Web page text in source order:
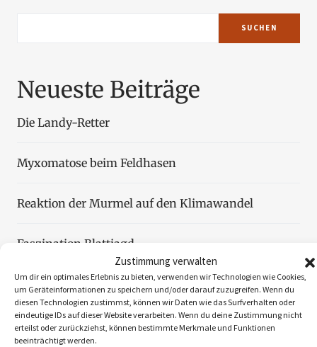
Zustimmung verwalten
Um dir ein optimales Erlebnis zu bieten, verwenden wir Technologien wie Cookies,
um Geräteinformationen zu speichern und/oder darauf zuzugreifen. Wenn du
diesen Technologien zustimmst, können wir Daten wie das Surfverhalten oder
eindeutige IDs auf dieser Website verarbeiten. Wenn du deine Zustimmung nicht
erteilst oder zurückziehst, können bestimmte Merkmale und Funktionen
beeinträchtigt werden.
SUCHEN
Neueste Beiträge
Die Landy-Retter
Myxomatose beim Feldhasen
Reaktion der Murmel auf den Klimawandel
Faszination Blattjagd
Wildzählung aus der Luft